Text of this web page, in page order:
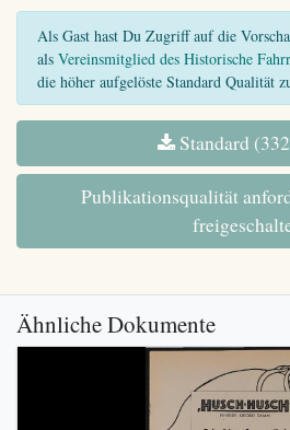
Als Gast hast Du Zugriff auf die
als Vereinsmitglied des Historische
die höher aufgelöste Standard Qualität
Standard
Publikationsqualität
Ähnliche Dokumente